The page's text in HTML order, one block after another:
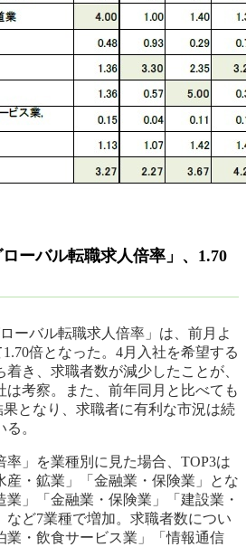
ーバル転職求人倍率」、1.70
ーバル転職求人倍率」は、前月よ
倍となった。4月入社を希望する
き、求職者数が減少したことが、
は考察。また、前年同月と比べても
となり、求職者に有利な市況は続
。
率」を業種別に見た場合、TOP3は
産・鉱業」「金融業・保険業」とな
業」「金融業・保険業」「建設業・
など7業種で増加。求職者数につい
業・飲食サービス業」「情報通信